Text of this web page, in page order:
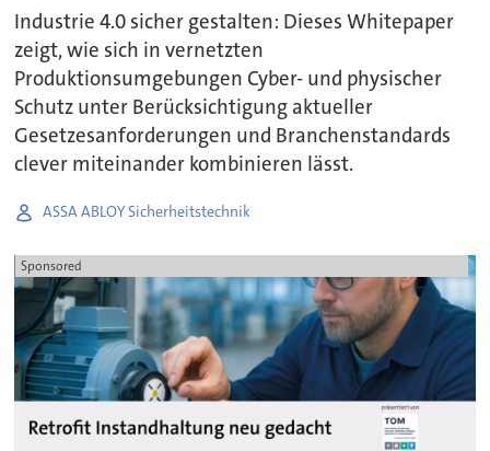
Industrie 4.0 sicher gestalten: Dieses Whitepaper
zeigt, wie sich in vernetzten
Produktionsumgebungen Cyber- und physischer
Schutz unter Berücksichtigung aktueller
Gesetzesanforderungen und Branchenstandards
clever miteinander kombinieren lässt.
ASSA ABLOY Sicherheitstechnik
Sponsored